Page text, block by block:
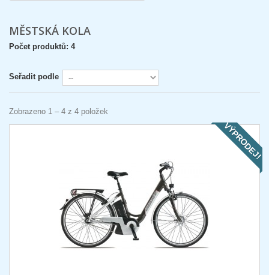
MĚSTSKÁ KOLA
Počet produktů: 4
Seřadit podle
Zobrazeno 1 – 4 z 4 položek
VÝPRODEJ!